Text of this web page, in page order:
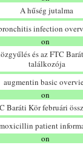
A hűség jutalma
infection
on
és az FTC
találkozója
augmentin basic
on
Baráti Kör februári
patient
on